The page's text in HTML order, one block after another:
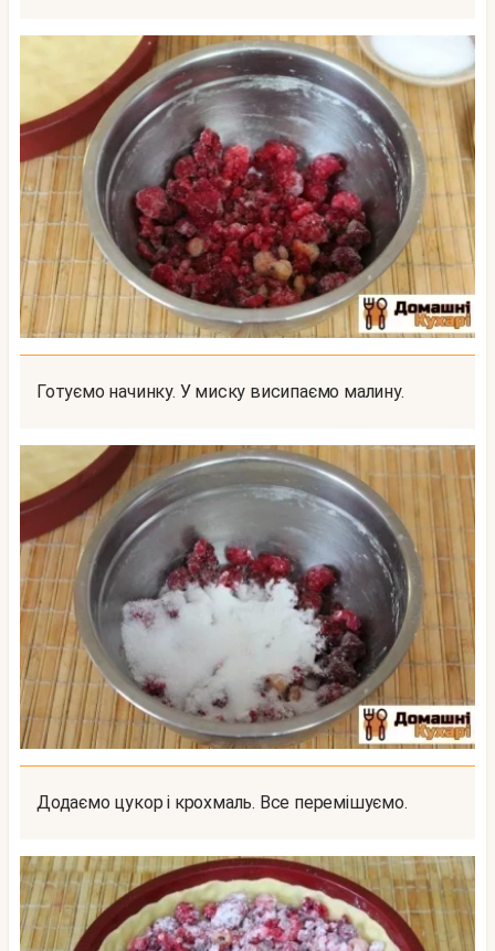
Готуємо начинку. У миску висипаємо малину.
Додаємо цукор і крохмаль. Все перемішуємо.